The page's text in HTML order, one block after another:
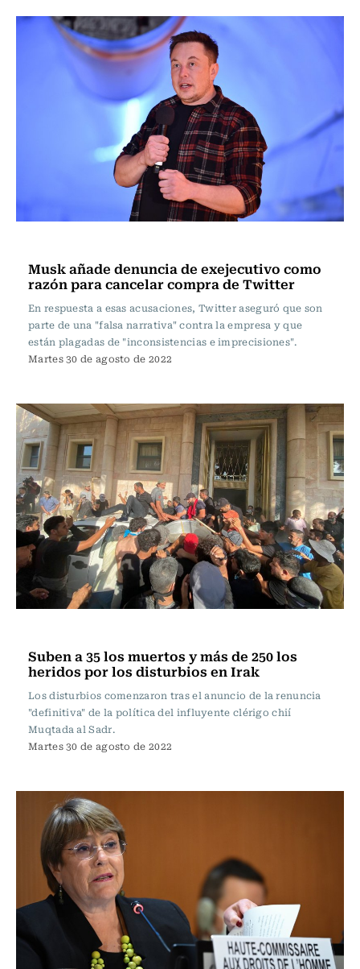
Musk añade denuncia de exejecutivo como
razón para cancelar compra de Twitter
En respuesta a esas acusaciones, Twitter aseguró que son
parte de una "falsa narrativa" contra la empresa y que
están plagadas de "inconsistencias e imprecisiones".
Martes 30 de agosto de 2022
Suben a 35 los muertos y más de 250 los
heridos por los disturbios en Irak
Los disturbios comenzaron tras el anuncio de la renuncia
"definitiva" de la política del influyente clérigo chií
Muqtada al Sadr.
Martes 30 de agosto de 2022